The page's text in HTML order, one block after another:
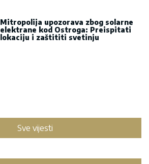
Mitropolija upozorava zbog solarne
elektrane kod Ostroga: Preispitati
lokaciju i zaštititi svetinju
Sve vijesti